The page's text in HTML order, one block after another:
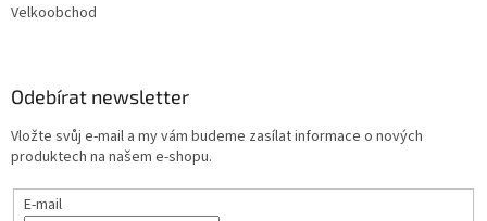
Velkoobchod
Odebírat newsletter
Vložte svůj e-mail a my vám budeme zasílat informace o nových
produktech na našem e-shopu.
E-mail